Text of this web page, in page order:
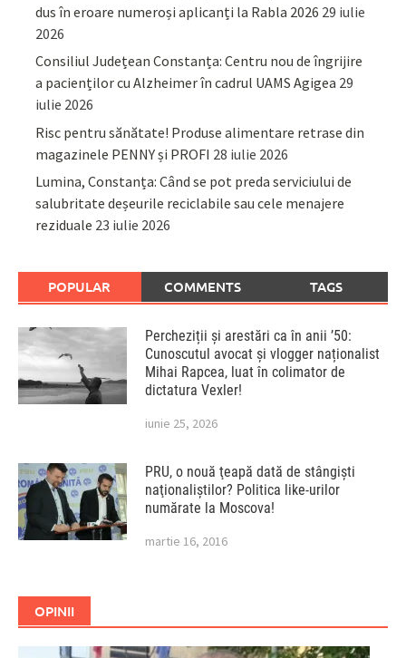
dus în eroare numeroși aplicanți la Rabla 2026 29 iulie
2026
Consiliul Județean Constanța: Centru nou de îngrijire
a pacienților cu Alzheimer în cadrul UAMS Agigea 29
iulie 2026
Risc pentru sănătate! Produse alimentare retrase din
magazinele PENNY și PROFI 28 iulie 2026
Lumina, Constanța: Când se pot preda serviciului de
salubritate deșeurile reciclabile sau cele menajere
reziduale 23 iulie 2026
POPULAR COMMENTS TAGS
Percheziții și arestări ca în anii ’50:
Cunoscutul avocat și vlogger naționalist
Mihai Rapcea, luat în colimator de
dictatura Vexler!
iunie 25, 2026
PRU, o nouă ţeapă dată de stângişti
naţionaliştilor? Politica like-urilor
numărate la Moscova!
martie 16, 2016
OPINII